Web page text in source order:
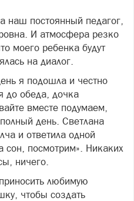
наш постоянный педагог,
И атмосфера резко
моего ребенка будут
на диалог.
я подошла и честно
до обеда, дочка
вместе подумаем,
день. Светлана
и ответила одной
сон, посмотрим». Никаких
ничего.
любимую
чтобы создать